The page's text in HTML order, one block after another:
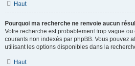
Haut
Pourquoi ma recherche ne renvoie aucun
Votre recherche est probablement trop vague
courants non indexés par phpBB. Vous pouvez
utilisant les options disponibles dans la
Haut